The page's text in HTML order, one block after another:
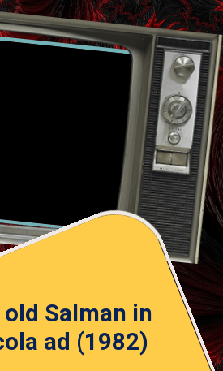
Salman in
ad (1982)